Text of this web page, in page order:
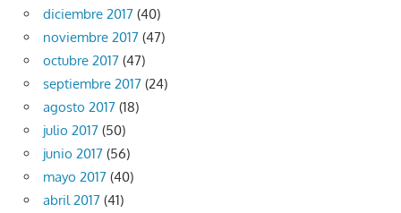
diciembre 2017 (40)
noviembre 2017 (47)
octubre 2017 (47)
septiembre 2017 (24)
agosto 2017 (18)
julio 2017 (50)
junio 2017 (56)
mayo 2017 (40)
abril 2017 (41)